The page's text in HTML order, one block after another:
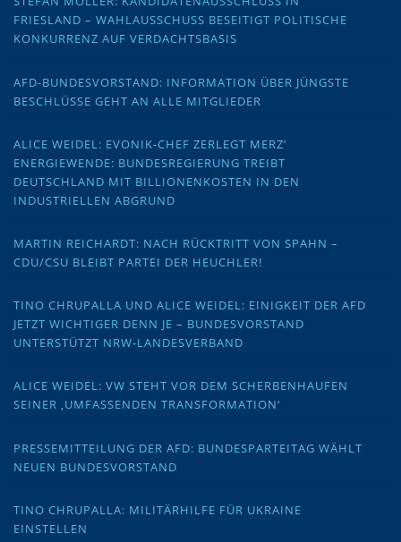
FRIESLAND – WAHLAUSSCHUSS BESEITIGT POLITISCHE
KONKURRENZ AUF VERDACHTSBASIS
AFD-BUNDESVORSTAND: INFORMATION ÜBER JÜNGSTE
BESCHLÜSSE GEHT AN ALLE MITGLIEDER
ALICE WEIDEL: EVONIK-CHEF ZERLEGT MERZ‘
ENERGIEWENDE: BUNDESREGIERUNG TREIBT
DEUTSCHLAND MIT BILLIONENKOSTEN IN DEN
INDUSTRIELLEN ABGRUND
MARTIN REICHARDT: NACH RÜCKTRITT VON SPAHN –
CDU/CSU BLEIBT PARTEI DER HEUCHLER!
TINO CHRUPALLA UND ALICE WEIDEL: EINIGKEIT DER AFD
JETZT WICHTIGER DENN JE – BUNDESVORSTAND
UNTERSTÜTZT NRW-LANDESVERBAND
ALICE WEIDEL: VW STEHT VOR DEM SCHERBENHAUFEN
SEINER ‚UMFASSENDEN TRANSFORMATION‘
PRESSEMITTEILUNG DER AFD: BUNDESPARTEITAG WÄHLT
NEUEN BUNDESVORSTAND
TINO CHRUPALLA: MILITÄRHILFE FÜR UKRAINE
EINSTELLEN